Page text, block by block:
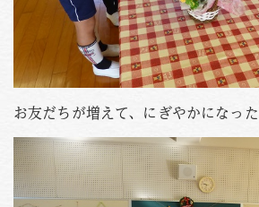
お友だちが増えて、にぎやかになった